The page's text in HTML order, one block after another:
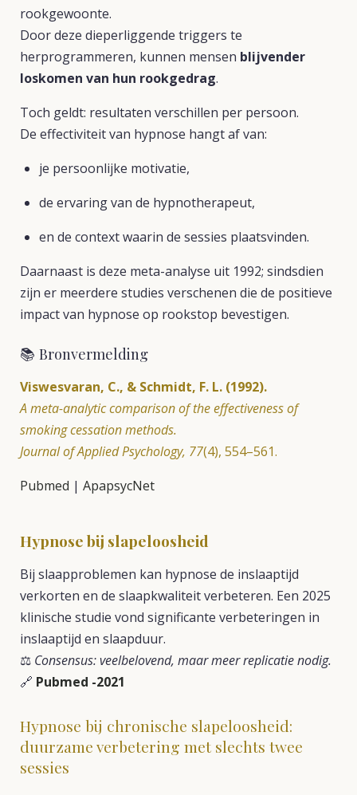
rookgewoonte.
Door deze dieperliggende triggers te
herprogrammeren, kunnen mensen blijvender
loskomen van hun rookgedrag.
Toch geldt: resultaten verschillen per persoon.
De effectiviteit van hypnose hangt af van:
je persoonlijke motivatie,
de ervaring van de hypnotherapeut,
en de context waarin de sessies plaatsvinden.
Daarnaast is deze meta-analyse uit 1992; sindsdien
zijn er meerdere studies verschenen die de positieve
impact van hypnose op rookstop bevestigen.
📚 Bronvermelding
Viswesvaran, C., & Schmidt, F. L. (1992).
A meta-analytic comparison of the effectiveness of
smoking cessation methods.
Journal of Applied Psychology, 77(4), 554–561.
Pubmed | ApapsycNet
Hypnose bij slapeloosheid
Bij slaapproblemen kan hypnose de inslaaptijd
verkorten en de slaapkwaliteit verbeteren. Een 2025
klinische studie vond significante verbeteringen in
inslaaptijd en slaapduur.
⚖️ Consensus: veelbelovend, maar meer replicatie nodig.
🔗 Pubmed -2021
Hypnose bij chronische slapeloosheid:
duurzame verbetering met slechts twee
sessies